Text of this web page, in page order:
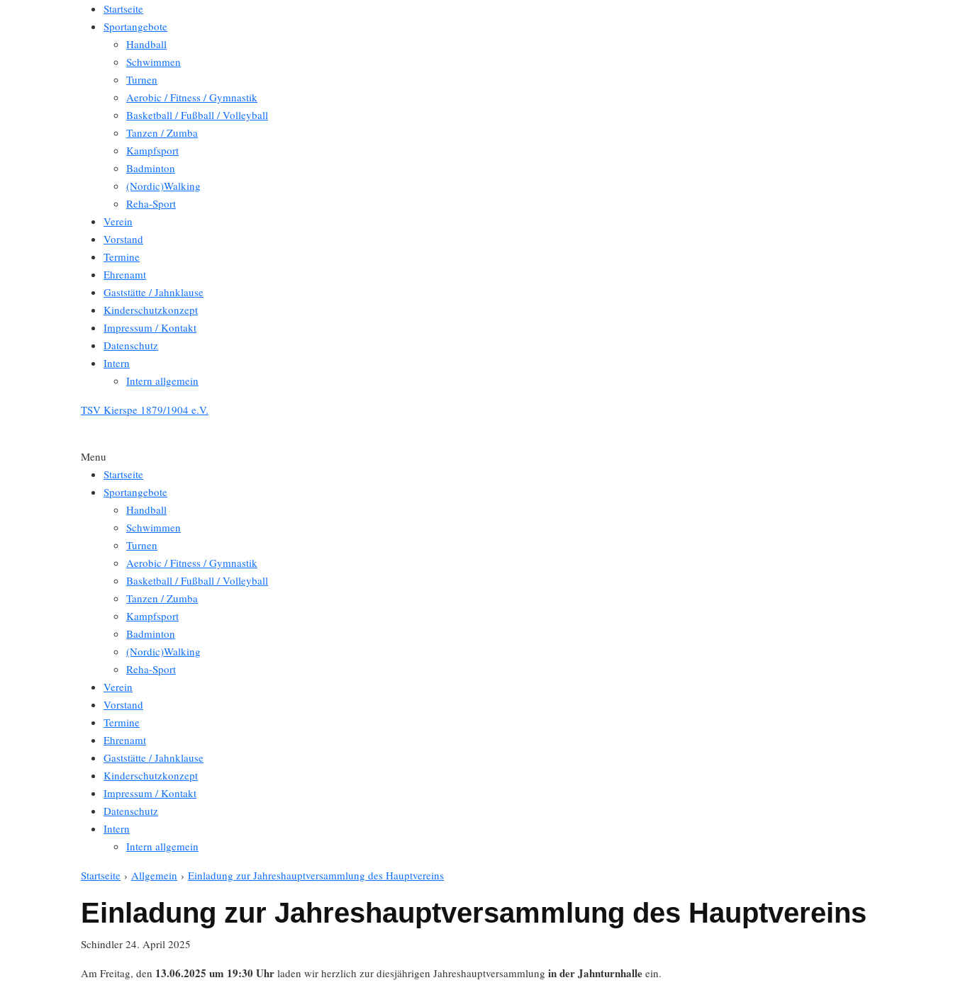
Startseite
Sportangebote
Handball
Schwimmen
Turnen
Aerobic / Fitness / Gymnastik
Basketball / Fußball / Volleyball
Tanzen / Zumba
Kampfsport
Badminton
(Nordic)Walking
Reha-Sport
Verein
Vorstand
Termine
Ehrenamt
Gaststätte / Jahnklause
Kinderschutzkonzept
Impressum / Kontakt
Datenschutz
Intern
Intern allgemein
TSV Kierspe 1879/1904 e.V.
Menu
Startseite
Sportangebote
Handball
Schwimmen
Turnen
Aerobic / Fitness / Gymnastik
Basketball / Fußball / Volleyball
Tanzen / Zumba
Kampfsport
Badminton
(Nordic)Walking
Reha-Sport
Verein
Vorstand
Termine
Ehrenamt
Gaststätte / Jahnklause
Kinderschutzkonzept
Impressum / Kontakt
Datenschutz
Intern
Intern allgemein
Startseite › Allgemein › Einladung zur Jahreshauptversammlung des Hauptvereins
Einladung zur Jahreshauptversammlung des Hauptvereins
Schindler 24. April 2025
Am Freitag, den 13.06.2025 um 19:30 Uhr laden wir herzlich zur diesjährigen Jahreshauptversammlung in der Jahnturnhalle ein.